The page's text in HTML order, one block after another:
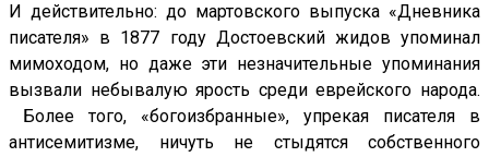
И действительно: до мартовского выпуска «Дневника
писателя» в 1877 году Достоевский жидов упоминал
мимоходом, но даже эти незначительные упоминания
вызвали небывалую ярость среди еврейского народа.
Более того, «богоизбранные», упрекая писателя в
антисемитизме, ничуть не стыдятся собственного